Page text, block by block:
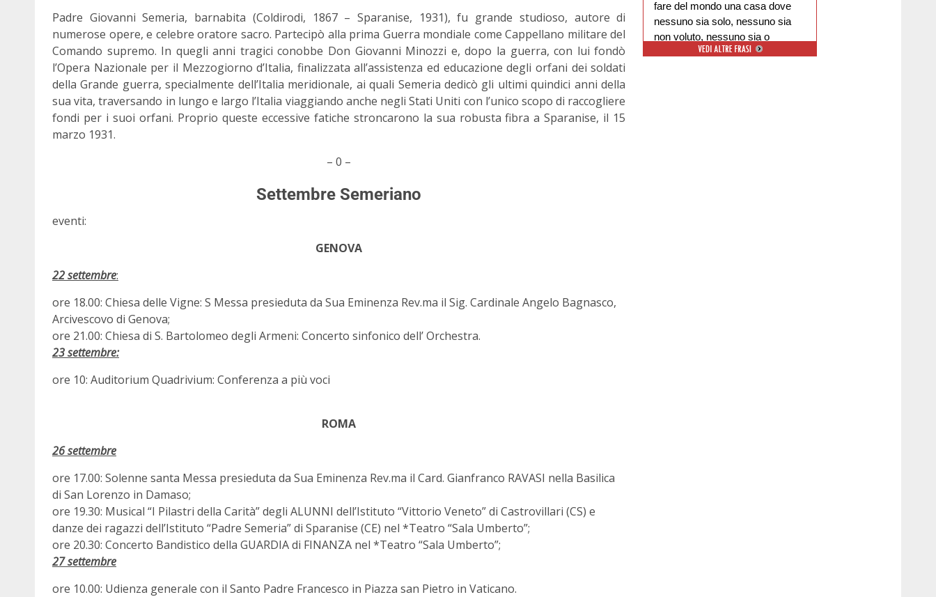
Padre Giovanni Semeria, barnabita (Coldirodi, 1867 – Sparanise, 1931), fu grande studioso, autore di
numerose opere, e celebre oratore sacro. Partecipò alla prima Guerra mondiale come Cappellano militare del
Comando supremo. In quegli anni tragici conobbe Don Giovanni Minozzi e, dopo la guerra, con lui fondò
l’Opera Nazionale per il Mezzogiorno d’Italia, finalizzata all’assistenza ed educazione degli orfani dei soldati
della Grande guerra, specialmente dell’Italia meridionale, ai quali Semeria dedicò gli ultimi quindici anni della
sua vita, traversando in lungo e largo l’Italia viaggiando anche negli Stati Uniti con l’unico scopo di raccogliere
fondi per i suoi orfani. Proprio queste eccessive fatiche stroncarono la sua robusta fibra a Sparanise, il 15
marzo 1931.
– 0 –
Settembre Semeriano
eventi:
GENOVA
22 settembre:
ore 18.00: Chiesa delle Vigne: S Messa presieduta da Sua Eminenza Rev.ma il Sig. Cardinale Angelo Bagnasco,
Arcivescovo di Genova;
ore 21.00: Chiesa di S. Bartolomeo degli Armeni: Concerto sinfonico dell’ Orchestra.
23 settembre:
ore 10: Auditorium Quadrivium: Conferenza a più voci
ROMA
26 settembre
ore 17.00: Solenne santa Messa presieduta da Sua Eminenza Rev.ma il Card. Gianfranco RAVASI nella Basilica
di San Lorenzo in Damaso;
ore 19.30: Musical “I Pilastri della Carità” degli ALUNNI dell’Istituto “Vittorio Veneto” di Castrovillari (CS) e
danze dei ragazzi dell’Istituto “Padre Semeria” di Sparanise (CE) nel *Teatro “Sala Umberto”;
ore 20.30: Concerto Bandistico della GUARDIA di FINANZA nel *Teatro “Sala Umberto”;
27 settembre
ore 10.00: Udienza generale con il Santo Padre Francesco in Piazza san Pietro in Vaticano.
fare del mondo una casa dove
nessuno sia solo, nessuno sia
non voluto, nessuno sia o